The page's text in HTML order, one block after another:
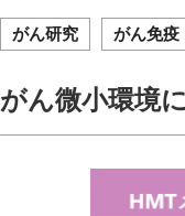
がん研究 がん免疫
がん微小環境